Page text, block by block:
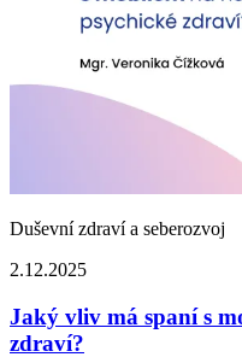
Duševní zdraví a seberozvoj
2.12.2025
Jaký vliv má spaní s
zdraví?